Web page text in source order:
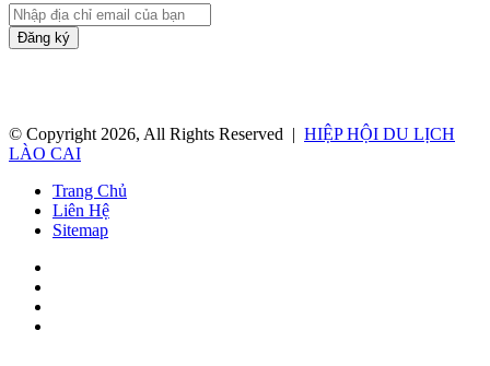
Nhập
địa
chỉ
© Copyright 2026, All Rights Reserved | HIỆP HỘI DU LỊCH
LÀO CAI
Trang Chủ
Liên Hệ
Sitemap